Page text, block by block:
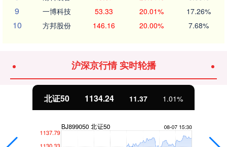
9 一博科技 53.33 20.01% 17.26%
10 方邦股份 146.16 20.00% 7.68%
沪深京行情 实时轮播
北证50 1134.24 11.37 1.01%